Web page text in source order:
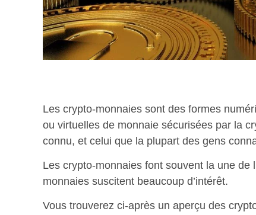
Les crypto-monnaies sont des formes
ou virtuelles de monnaie sécurisées par la
connu, et celui que la plupart des gens
Les crypto-monnaies font souvent la une de
monnaies suscitent beaucoup d’intérêt.
Vous trouverez ci-après un aperçu des